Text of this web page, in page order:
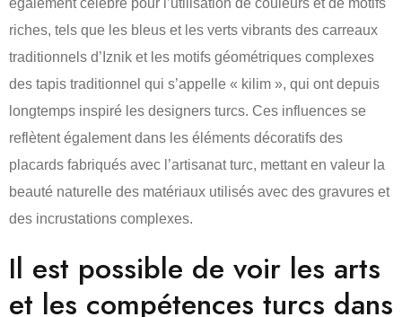
également célèbre pour l’utilisation de couleurs et de motifs
riches, tels que les bleus et les verts vibrants des carreaux
traditionnels d’Iznik et les motifs géométriques complexes
des tapis traditionnel qui s’appelle « kilim », qui ont depuis
longtemps inspiré les designers turcs. Ces influences se
reflètent également dans les éléments décoratifs des
placards fabriqués avec l’artisanat turc, mettant en valeur la
beauté naturelle des matériaux utilisés avec des gravures et
des incrustations complexes.
Il est possible de voir les arts
et les compétences turcs dans